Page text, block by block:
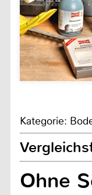
Kategorie:
Ohne